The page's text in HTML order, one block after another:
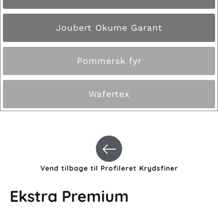
Joubert Okume Garant
Pommersk fyr
Wafertex
Vend tilbage til Profileret Krydsfiner
Ekstra Premium